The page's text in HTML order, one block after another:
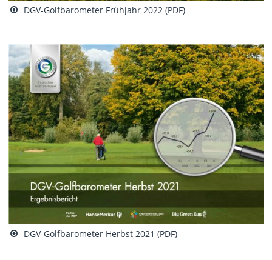
DGV-Golfbarometer Frühjahr 2022 (PDF)
DGV-Golfbarometer Herbst 2021 (PDF)